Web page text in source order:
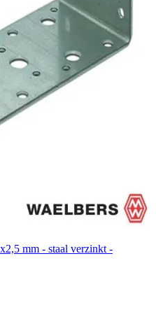
mm - staal verzinkt -